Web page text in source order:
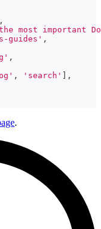
,
most important
guides' ,
,
, 'search'
,
.